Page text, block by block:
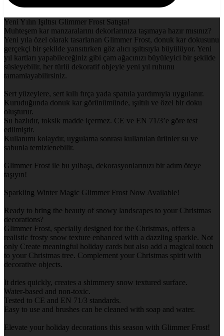
Yeni Yılın Işıltısı Glimmer Frost Satışta!
Muhteşem kar manzaralarını dekorlarınıza taşımaya hazır mısınız?
Yeni yıla özel olarak tasarlanan Glimmer Frost, donuk kar dokusunu
gerçekçi bir şekilde yansıtırken göz alıcı ışıltısıyla büyülüyor. Yeni
yıl kartları yapabileceğiniz gibi çam ağacınızı büyüleyici bir şekilde
süsleyebilir, her türlü dekoratif objeyle yeni yıl ruhunu
tamamlayabilirsiniz.
Sert yüzeylere, sert kıllı fırça yada spatula yardımıyla uygulanır.
Kuruduğunda donuk kar görünümünde, ışıltılı ve özel bir doku
oluşturur.
Su bazlıdır, toksik madde içermez. CE ve EN 71/3’e göre test
edilmiştir.
Kullanımı kolaydır, uygulama sonrası kullanılan ürünler su ve
sabunla temizlenebilir.
Glimmer Frost ile bu yılbaşı, dekorasyonlarınızı bir adım öteye
taşıyın!
Sparkling Winter Magic Glimmer Frost Now Available!
Ready to bring the beauty of snowy landscapes to your Christmas
decorations?
Glimmer Frost, specially designed for the Christmas, offers a
realistic frosty snow texture enhanced with a dazzling sparkle. Not
only Create meaningful holiday cards but also add a magical touch
to your Christmas tree. Complement your Christmas spirit with
decorative objects.
It dries quickly, creates a shimmery snow textured surface.
Water-based and non-toxic.
Tested to CE and EN 71/3 standards.
Easy to use and brushes can be cleaned with soap and water.
Elevate your holiday decorations this season with Glimmer Frost!